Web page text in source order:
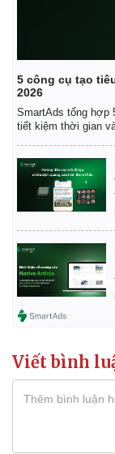
5 công cụ tạo
2026
SmartAds tổng hợp
tiết kiệm thời gian
Viết bình